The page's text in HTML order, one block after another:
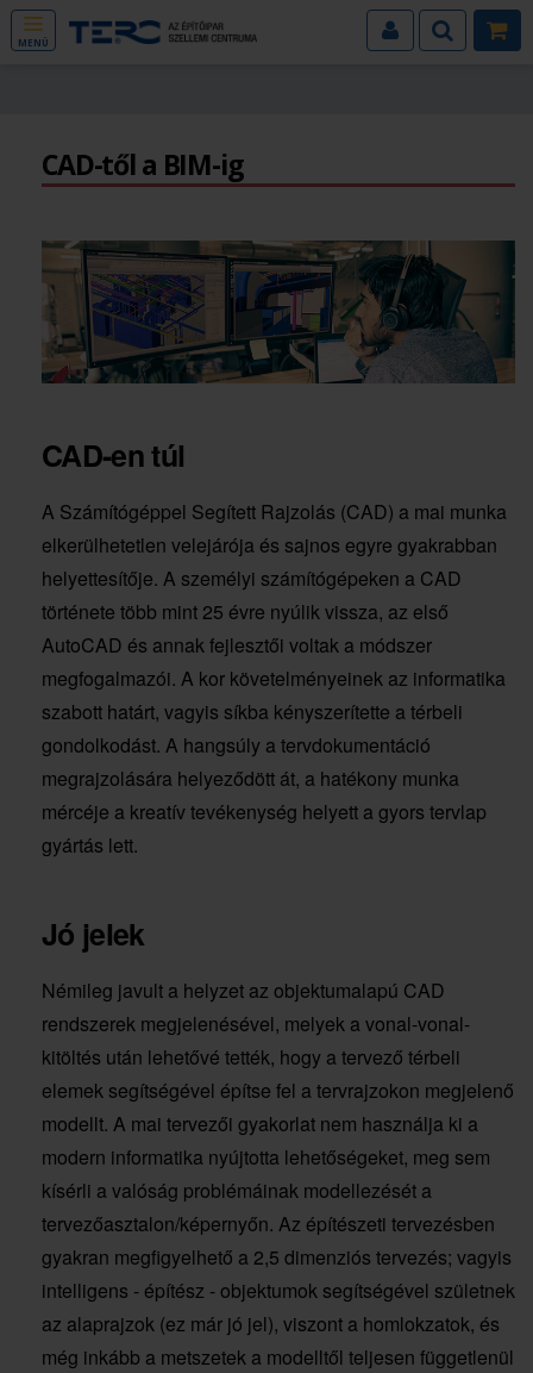
MENÜ
CAD-től a BIM-ig
CAD-en túl
A Számítógéppel Segített Rajzolás (CAD) a mai munka
elkerülhetetlen velejárója és sajnos egyre gyakrabban
helyettesítője. A személyi számítógépeken a CAD
története több mint 25 évre nyúlik vissza, az első
AutoCAD és annak fejlesztői voltak a módszer
megfogalmazói. A kor követelményeinek az informatika
szabott határt, vagyis síkba kényszerítette a térbeli
gondolkodást. A hangsúly a tervdokumentáció
megrajzolására helyeződött át, a hatékony munka
mércéje a kreatív tevékenység helyett a gyors tervlap
gyártás lett.
Jó jelek
Némileg javult a helyzet az objektumalapú CAD
rendszerek megjelenésével, melyek a vonal-vonal-
kitöltés után lehetővé tették, hogy a tervező térbeli
elemek segítségével építse fel a tervrajzokon megjelenő
modellt. A mai tervezői gyakorlat nem használja ki a
modern informatika nyújtotta lehetőségeket, meg sem
kísérli a valóság problémáinak modellezését a
tervezőasztalon/képernyőn. Az építészeti tervezésben
gyakran megfigyelhető a 2,5 dimenziós tervezés; vagyis
intelligens - építész - objektumok segítségével születnek
az alaprajzok (ez már jó jel), viszont a homlokzatok, és
még inkább a metszetek a modelltől teljesen függetlenül